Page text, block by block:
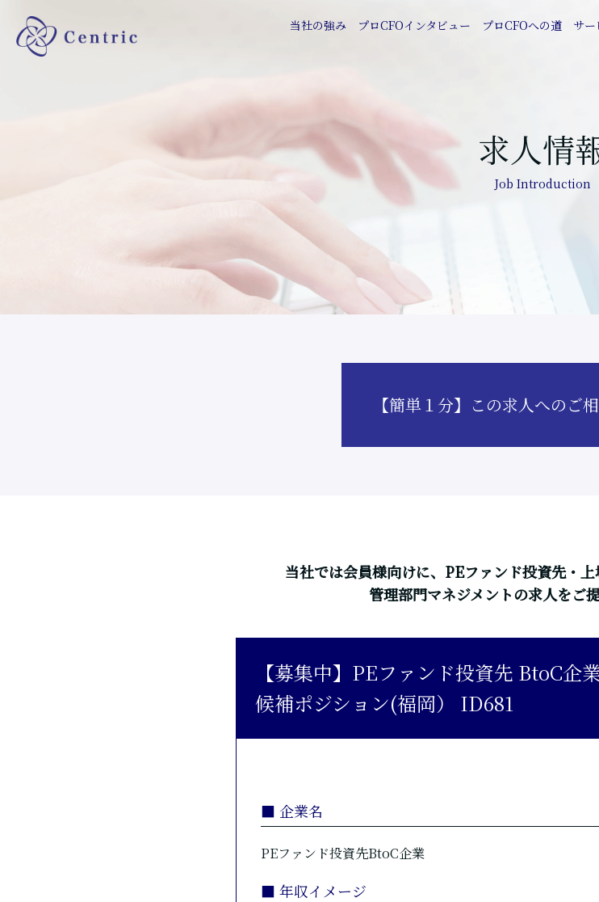
当社の強み プロCFOインタビュー プロCFOへの道 サ
求人情
Job Introduction
【簡単１分】この求人へのご
当社では会員様向けに、PEファンド投資先・上
管理部門マネジメントの求人をご
【募集中】PEファンド投資先 BtoC企
候補ポジション(福岡） ID681
■ 企業名
PEファンド投資先BtoC企業
■ 年収イメージ